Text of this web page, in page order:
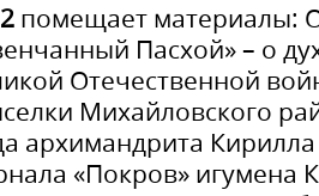
помещает материалы:
Пасхой» – о
Отечественной
Михайловского
архимандрита
«Покров» игумена